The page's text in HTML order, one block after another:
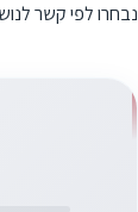
נבחרו לפי קשר